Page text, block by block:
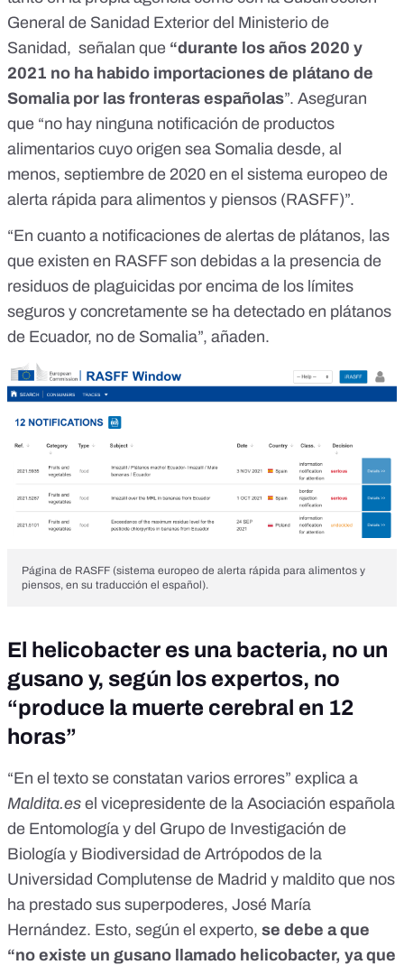
General de Sanidad Exterior del Ministerio de
Sanidad, señalan que “durante los años 2020 y
2021 no ha habido importaciones de plátano de
Somalia por las fronteras españolas”. Aseguran
que “no hay ninguna notificación de productos
alimentarios cuyo origen sea Somalia desde, al
menos, septiembre de 2020 en el sistema europeo de
alerta rápida para alimentos y piensos (RASFF)”.
“En cuanto a notificaciones de alertas de plátanos, las
que existen en RASFF son debidas a la presencia de
residuos de plaguicidas por encima de los límites
seguros y concretamente se ha detectado en plátanos
de Ecuador, no de Somalia”, añaden.
Página de RASFF (sistema europeo de alerta rápida para alimentos y
piensos, en su traducción el español).
El helicobacter es una bacteria, no un
gusano y, según los expertos, no
“produce la muerte cerebral en 12
horas”
“En el texto se constatan varios errores” explica a
Maldita.es el vicepresidente de la Asociación española
de Entomología y del Grupo de Investigación de
Biología y Biodiversidad de Artrópodos de la
Universidad Complutense de Madrid y maldito que nos
ha prestado sus superpoderes, José María
Hernández. Esto, según el experto, se debe a que
“no existe un gusano llamado helicobacter, ya que